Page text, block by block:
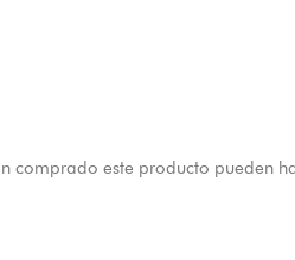
comprado este producto pueden